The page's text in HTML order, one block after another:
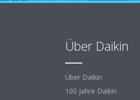
Über Daikin
Über Daikin
100 Jahre Daikin